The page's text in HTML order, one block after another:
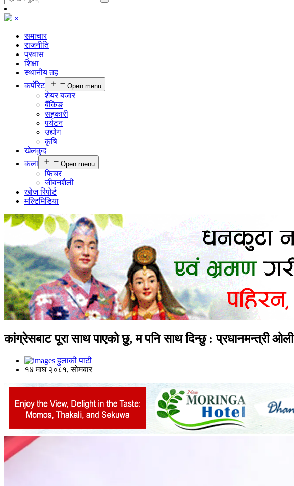
×
समाचार
राजनीति
प्रवास
शिक्षा
स्थानीय तह
कर्पाेरेट
Open menu
शेयर बजार
बैंकिङ
सहकारी
पर्यटन
उद्योग
कृषि
खेलकुद
कला
Open menu
फिचर
जीवनशैली
खोज रिपोर्ट
मल्टिमिडिया
कांग्रेसबाट पूरा साथ पाएको छु, म पनि साथ दिन्छु : प्रधानमन्त्री ओली
हुलाकी पाटी
१४ माघ २०८१, सोमबार